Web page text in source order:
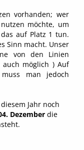
vorhanden; wer
möchte, um
auf Platz 1 tun.
Sinn macht. Unser
von den Linien
möglich ) Auf
man jedoch
Jahr noch
Dezember die